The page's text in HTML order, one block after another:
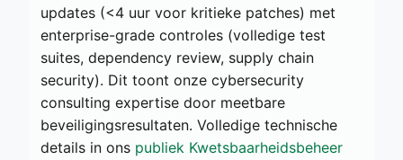
updates (<4 uur voor kritieke patches) met
enterprise-grade controles (volledige test
suites, dependency review, supply chain
security). Dit toont onze cybersecurity
consulting expertise door meetbare
beveiligingsresultaten. Volledige technische
details in ons publiek Kwetsbaarheidsbeheer